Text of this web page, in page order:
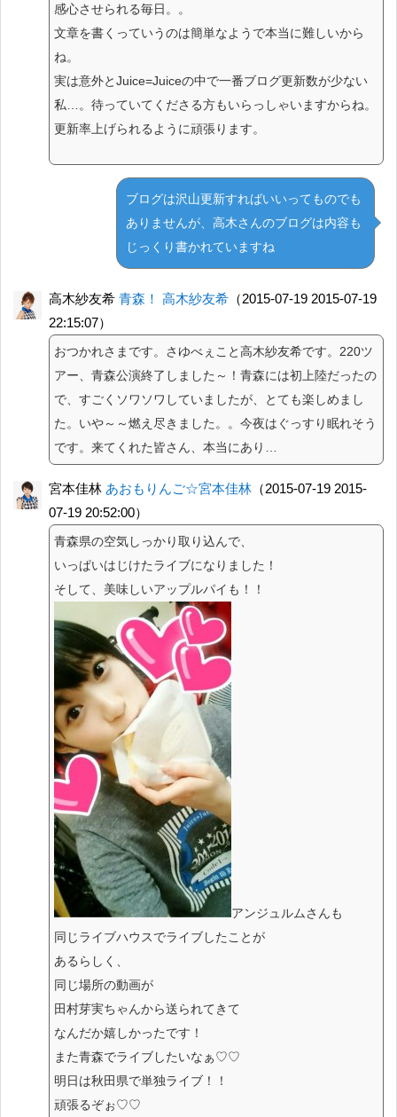
感心させられる毎日。。
文章を書くっていうのは簡単なようで本当に難しいから
ね。
実は意外とJuice=Juiceの中で一番ブログ更新数が少ない
私…。待っていてくださる方もいらっしゃいますからね。
更新率上げられるように頑張ります。
ブログは沢山更新すればいいってものでも
ありませんが、高木さんのブログは内容も
じっくり書かれていますね
高木紗友希 青森！ 高木紗友希 （2015-07-19 2015-07-19
22:15:07）
おつかれさまです。さゆべぇこと高木紗友希です。220ツ
アー、青森公演終了しました～！青森には初上陸だったの
で、すごくソワソワしていましたが、とても楽しめまし
た。いや～～燃え尽きました。。今夜はぐっすり眠れそう
です。来てくれた皆さん、本当にあり…
宮本佳林 あおもりんご☆宮本佳林 （2015-07-19 2015-
07-19 20:52:00）
青森県の空気しっかり取り込んで、
いっぱいはじけたライブになりました！
そして、美味しいアップルパイも！！
アンジュルムさんも
同じライブハウスでライブしたことが
あるらしく、
同じ場所の動画が
田村芽実ちゃんから送られてきて
なんだか嬉しかったです！
また青森でライブしたいなぁ♡♡
明日は秋田県で単独ライブ！！
頑張るぞぉ♡♡